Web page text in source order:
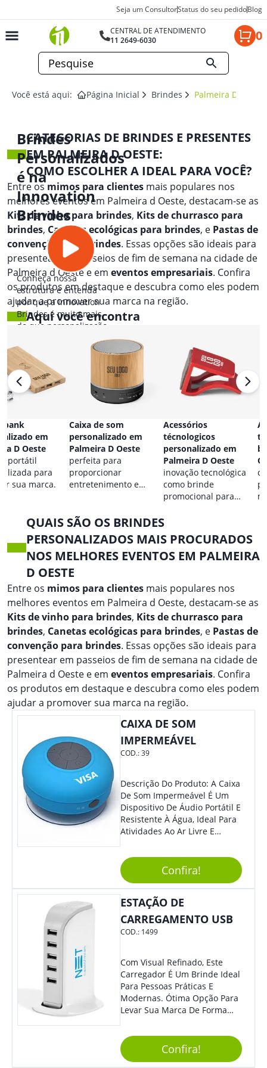
Seja um ConsultorStatus do seu pedidoBlog
CENTRAL DE ATENDIMENTO
11 2649-6030
0
Você está aqui: Página Inicial Brindes Palmeira D Oeste
Brindes
Personalizados
é na
Innovation
Brindes
Conheça nossa
estrutura e entenda
por que a Innovation
Brindes é muito mais
do que personalização.
CATEGORIAS DE BRINDES E PRESENTES
EM PALMEIRA D OESTE:
COMO ESCOLHER A IDEAL PARA VOCÊ?
Entre osmimos para clientes mais populares nos
melhores eventos em Palmeira d Oeste, destacam-se as
Kits de vinho para brindes, Kits de churrasco para
brindes, Canetas ecológicas para brindes, e Pastas de
convenção para brindes. Essas opções são ideais para
presentear em passeios de fim de semana na cidade de
Palmeira d Oeste e em eventos empresariais. Confira
os produtos em destaque e descubra como eles podem
ajudar a promover sua marca na região.
Aqui você encontra
bank
em
D Oeste
portátil
para
sua marca.
Caixa de som
personalizado em
Palmeira D Oeste
perfeita para
proporcionar
entretenimento e
Acessórios
técnologicos
personalizado em
Palmeira D Oeste
inovação tecnológica
como brinde
promocional para
QUAIS SÃO OS BRINDES
PERSONALIZADOS MAIS PROCURADOS
NOS MELHORES EVENTOS EM PALMEIRA
D OESTE
Entre os mimos para clientes mais populares nos
melhores eventos em Palmeira d Oeste, destacam-se as
Kits de vinho para brindes, Kits de churrasco para
brindes, Canetas ecológicas para brindes, e Pastas de
convenção para brindes. Essas opções são ideais para
presentear em passeios de fim de semana na cidade de
Palmeira d Oeste e em eventos empresariais. Confira
os produtos em destaque e descubra como eles podem
ajudar a promover sua marca na região.
CAIXA DE SOM
IMPERMEÁVEL
COD.:39
Descrição Do Produto: A Caixa
De Som Impermeável É Um
Dispositivo De Áudio Portátil E
Resistente À Água, Ideal Para
Atividades Ao Ar Livre E
Design Compacto E Durável,
Essa Caixa De Som Reproduz
Um Som Claro E Potente,
Proporcionando Uma
Experiência Musical De Alta
Qualidade Em Qualquer
Lugar. Benefícios: Além De
Ser Resistente À Água, A Caixa
De Transportar, Possui Bateria
De Longa Duração E Conexão
Bluetooth, Permitindo Que
Você Conecte Seu Dispositivo
De Forma Prática E Sem Fios.
Prejudicada Mesmo Em
Ambientes Molhados,
Garantindo Uma Experiência
Confira!
ESTAÇÃO DE
CARREGAMENTO USB
COD.: 1499
Com Visual Refinado, Este
Carregador É Um Brinde Ideal
Para Pessoas Práticas E
Modernas. Ótima Opção Para
Levar Sua Marca De Forma
Sua Empresa Em Eventos,
Reuniões Corporativas Ou Até
Mesmo Para Presentear
Confira!